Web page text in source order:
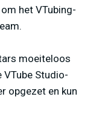
het VTubing-
moeiteloos
Studio-
opgezet en kun